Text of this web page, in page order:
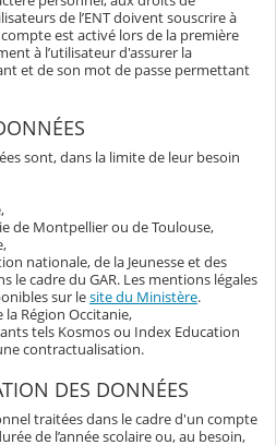
de l’ENT doivent souscrire à
est activé lors de la première
à l’utilisateur d'assurer la
et de son mot de passe permettant
sont, dans la limite de leur besoin
de Montpellier ou de Toulouse,
nationale, de la Jeunesse et des
le cadre du GAR. Les mentions légales
sur lesite du Ministère.
la Région Occitanie,
tels Kosmos ou Index Education
contractualisation.
DES DONNÉES
traitées dans le cadre d'un compte
de l’année scolaire ou, au besoin,